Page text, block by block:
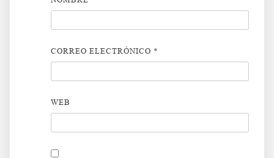
CORREO ELECTRÓNICO *
WEB